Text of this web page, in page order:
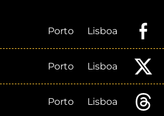
Porto Lisboa
Porto Lisboa
Porto Lisboa